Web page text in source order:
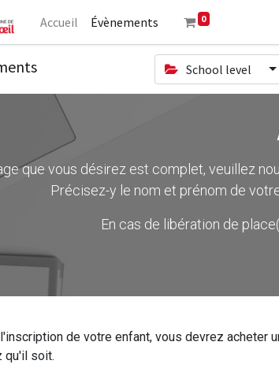
Accueil Évènements 0
School level
que vous désirez est complet, veuillez
Précisez-y le nom et prénom de
En cas de libération de
de votre enfant, vous devrez acheter
qu'il soit.